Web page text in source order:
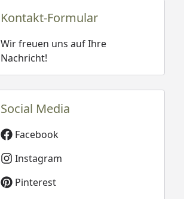
Kontakt-Formular
Wir freuen uns auf Ihre
Nachricht!
Social Media
Facebook
Instagram
Pinterest